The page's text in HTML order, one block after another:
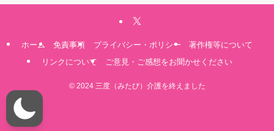
ホーム 免責事項 プライバシー・ポリシー
著作権等について
リンクについて
ご意見・ご感想をお聞かせください
©2024 三度（みたび）介護を終えました